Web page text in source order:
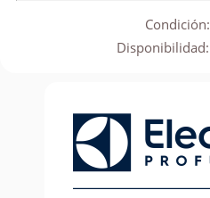
Condición:
Disponibilidad: